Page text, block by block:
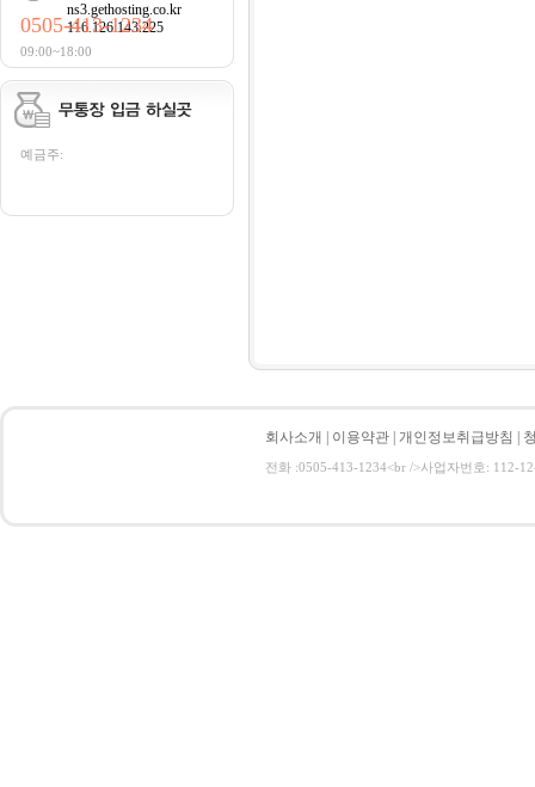
ns3.gethosting.co.kr
116.126.143.225
0505-413-1234
09:00~18:00
예금주:
회사소개 이용약관 개인정보취급방침
전화 :0505-413-1234<br />사업자번호: 112-